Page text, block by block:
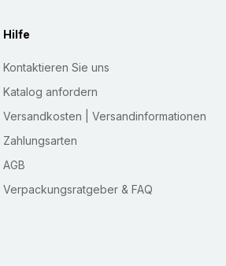
Hilfe
Kontaktieren Sie uns
Katalog anfordern
Versandkosten | Versandinformationen
Zahlungsarten
AGB
Verpackungsratgeber & FAQ